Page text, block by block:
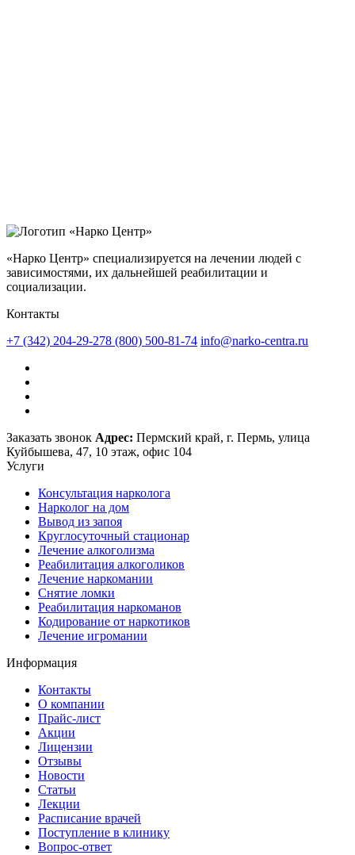
«Нарко Центр» специализируется на лечении людей с
зависимостями, их дальнейшей реабилитации и
социализации.
Контакты
+7 (342) 204-29-278 (800) 500-81-74 info@narko-centra.ru
Заказать звонок Адрес: Пермский край, г. Пермь, улица
Куйбышева, 47, 10 этаж, офис 104
Услуги
Консультация нарколога
Нарколог на дом
Вывод из запоя
Круглосуточный стационар
Лечение алкоголизма
Реабилитация алкоголиков
Лечение наркомании
Снятие ломки
Реабилитация наркоманов
Кодирование от наркотиков
Лечение игромании
Информация
Контакты
О компании
Прайс-лист
Акции
Лицензии
Отзывы
Новости
Статьи
Лекции
Расписание врачей
Поступление в клинику
Вопрос-ответ